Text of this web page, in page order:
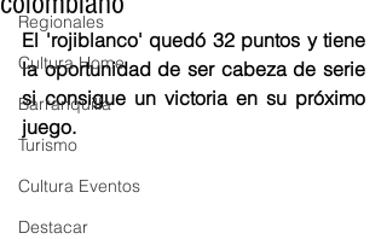
Regionales
Cultura Home
Barranquilla
Turismo
Cultura Eventos
Destacar
El 'rojiblanco' quedó 32 puntos y tiene
la oportunidad de ser cabeza de serie
si consigue un victoria en su próximo
juego.